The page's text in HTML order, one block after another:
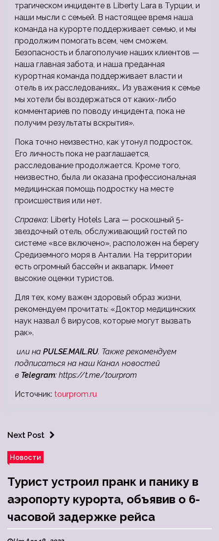
трагическом инциденте в Liberty Lara в Турции, и
наши мысли с семьей. В настоящее время наша
команда на курорте поддерживает семью, и мы
продолжим помогать всем, чем сможем.
Безопасность и благополучие наших клиентов —
наша главная забота, и наша преданная
курортная команда поддерживает власти и
отель в их расследованиях… Из уважения к семье
мы хотели бы воздержаться от каких-либо
комментариев по поводу инцидента, пока не
получим результаты вскрытия».
Пока точно неизвестно, как утонул подросток.
Его личность пока не разглашается,
расследование продолжается. Кроме того,
неизвестно, была ли оказана профессиональная
медицинская помощь подростку на месте
происшествия или нет.
Справка: Liberty Hotels Lara — роскошный 5-
звездочный отель, обслуживающий гостей по
системе «все включено», расположен на берегу
Средиземного моря в Анталии. На территории
есть огромный бассейн и аквапарк. Имеет
высокие оценки туристов.
Для тех, кому важен здоровый образ жизни,
рекомендуем прочитать: «Доктор медицинских
наук назвал 6 вирусов, которые могут вызвать
рак».
или на PULSE.MAIL.RU. Также рекомендуем
подписаться на наш Канал новостей
в Telegram: https://t.me/tourprom
Источник: tourprom.ru
Next Post
Новости
Турист устроил пранк и панику в
аэропорту курорта, объявив о 6-
часовой задержке рейса